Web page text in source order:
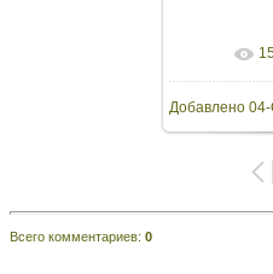
В
Добавлено04-
Всего комментариев: 0